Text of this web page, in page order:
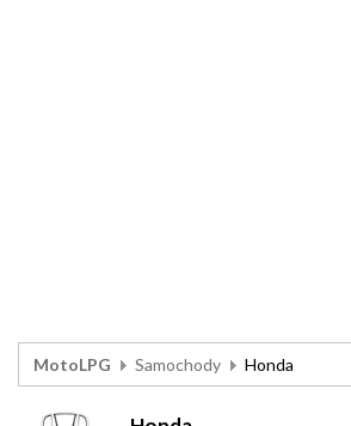
MotoLPG Samochody Honda